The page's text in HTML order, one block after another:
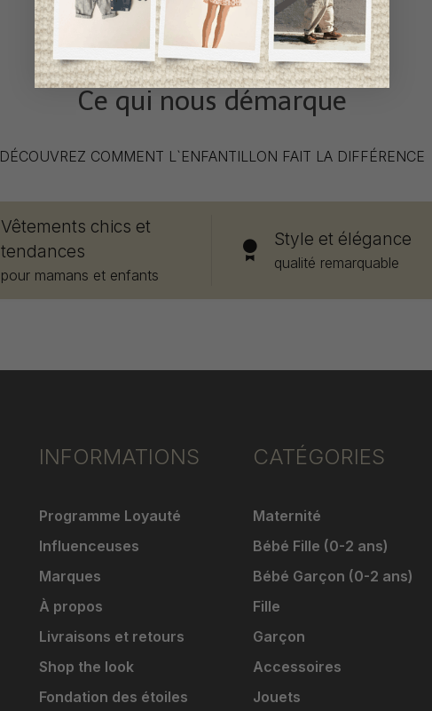
Ce qui nous démarque
DÉCOUVREZ COMMENT L`ENFANTILLON FAIT LA DIFFÉRENCE
Vêtements chics et
tendances
pour mamans et enfants
Style et élégance
qualité remarquable
INFORMATIONS
Programme Loyauté
Influenceuses
Marques
À propos
Livraisons et retours
Shop the look
Fondation des étoiles
CATÉGORIES
Maternité
Bébé Fille (0-2 ans)
Bébé Garçon (0-2 ans)
Fille
Garçon
Accessoires
Jouets